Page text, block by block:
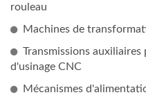
rouleau
Machines de
Transmissions
d'usinage CNC
Mécanismes